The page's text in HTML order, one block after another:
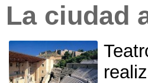
La ciudad